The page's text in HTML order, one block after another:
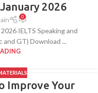
2026
0
IELTS Speaking and
GT) Download ...
Improve Your